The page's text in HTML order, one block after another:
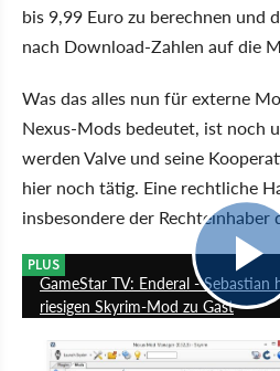
bis 9,99 Euro zu berechnen und
nach Download-Zahlen auf die
Was das alles nun für externe
Nexus-Mods bedeutet, ist noch
werden Valve und seine
hier noch tätig. Eine rechtliche
insbesondere der Rechteinhaber
PLUS
GameStar TV: Enderal -
riesigen Skyrim-Mod zu Gast